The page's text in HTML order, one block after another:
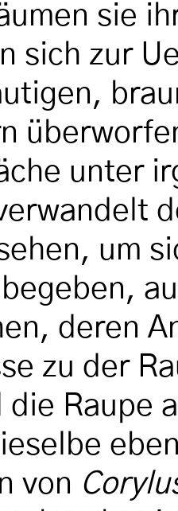
sie
sich zur
unter
um
deren
zu der
die Raupe
von